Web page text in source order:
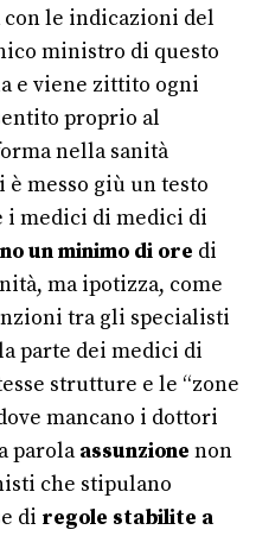
le indicazioni del
ministro di questo
e viene zittito ogni
proprio al
nella sanità
è messo giù un testo
i medici di medici di
un minimo di ore di
ma ipotizza, come
tra gli specialisti
parte dei medici di
strutture e le “zone
mancano i dottori
parolaassunzione non
che stipulano
di regole stabilite a